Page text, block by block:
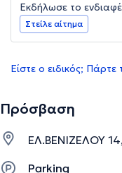
Εκδήλωσε το
Στείλε αίτημα
Είστε ο ειδικός;
Πρόσβαση
ΕΛ.ΒΕΝΙΖΕΛΟΥ
Parking